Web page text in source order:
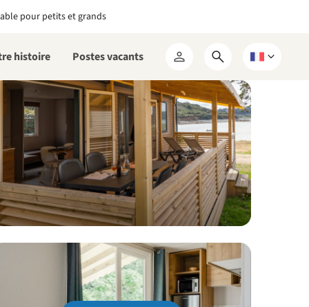
pour petits et grands
histoire Postes vacants
Mon
RCN
Ouvrir
le
formulaire
de
recherche
Choisissez
langue